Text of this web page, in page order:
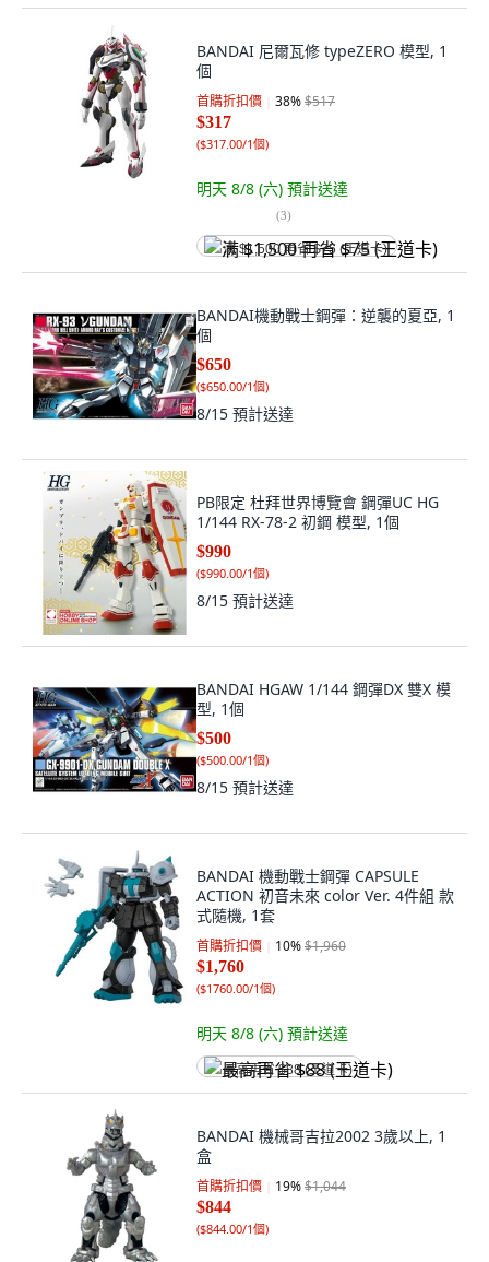
BANDAI 尼爾瓦修 typeZERO 模型, 1
個
首購折扣價 38%$517
$317
($317.00/1個)
明天 8/8 (六) 預計送達
(3)
满 $1,500 再省 $75 (王道卡)
BANDAI機動戰士鋼彈：逆襲的夏亞, 1
個
$650
($650.00/1個)
8/15 預計送達
PB限定 杜拜世界博覽會 鋼彈UC HG
1/144 RX-78-2 初鋼 模型, 1個
$990
($990.00/1個)
8/15 預計送達
BANDAI HGAW 1/144 鋼彈DX 雙X 模
型, 1個
$500
($500.00/1個)
8/15 預計送達
BANDAI 機動戰士鋼彈 CAPSULE
ACTION 初音未來 color Ver. 4件組 款
式隨機, 1套
首購折扣價 10%$1,960
$1,760
($1760.00/1個)
明天 8/8 (六) 預計送達
最高再省 $88 (王道卡)
BANDAI 機械哥吉拉2002 3歲以上, 1
盒
首購折扣價 19%$1,044
$844
($844.00/1個)